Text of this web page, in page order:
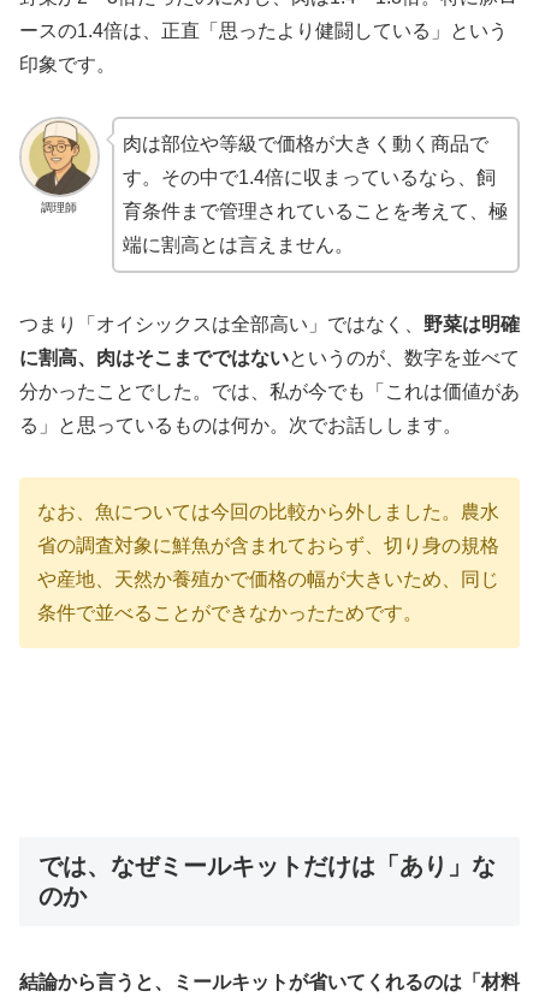
ースの1.4倍は、正直「思ったより健闘している」という
印象です。
調理師
肉は部位や等級で価格が大きく動く商品で
す。その中で1.4倍に収まっているなら、飼
育条件まで管理されていることを考えて、極
端に割高とは言えません。
つまり「オイシックスは全部高い」ではなく、 野菜は明確
に割高、肉はそこまでではないというのが、数字を並べて
分かったことでした。では、私が今でも「これは価値があ
る」と思っているものは何か。次でお話しします。
なお、魚については今回の比較から外しました。農水
省の調査対象に鮮魚が含まれておらず、切り身の規格
や産地、天然か養殖かで価格の幅が大きいため、同じ
条件で並べることができなかったためです。
では、なぜミールキットだけは「あり」な
のか
結論から言うと、ミールキットが省いてくれるのは「材料